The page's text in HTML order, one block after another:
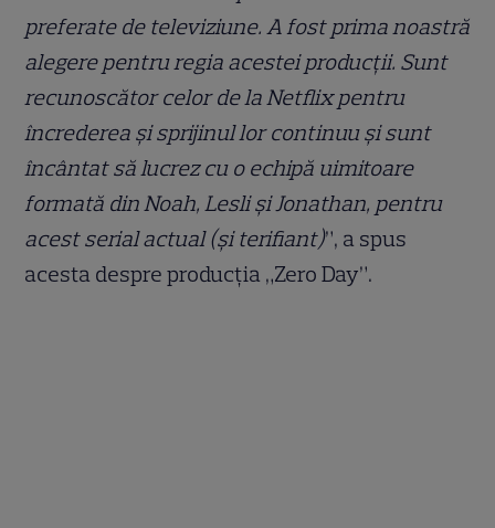
preferate de televiziune. A fost prima noastră
alegere pentru regia acestei producții. Sunt
recunoscător celor de la Netflix pentru
încrederea și sprijinul lor continuu și sunt
încântat să lucrez cu o echipă uimitoare
formată din Noah, Lesli și Jonathan, pentru
acest serial actual (și terifiant)”, a spus
acesta despre producția „Zero Day”.